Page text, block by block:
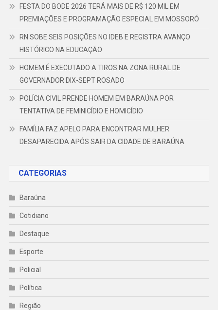
FESTA DO BODE 2026 TERÁ MAIS DE R$ 120 MIL EM
PREMIAÇÕES E PROGRAMAÇÃO ESPECIAL EM MOSSORÓ
RN SOBE SEIS POSIÇÕES NO IDEB E REGISTRA AVANÇO
HISTÓRICO NA EDUCAÇÃO
HOMEM É EXECUTADO A TIROS NA ZONA RURAL DE
GOVERNADOR DIX-SEPT ROSADO
POLÍCIA CIVIL PRENDE HOMEM EM BARAÚNA POR
TENTATIVA DE FEMINICÍDIO E HOMICÍDIO
FAMÍLIA FAZ APELO PARA ENCONTRAR MULHER
DESAPARECIDA APÓS SAIR DA CIDADE DE BARAÚNA
CATEGORIAS
Baraúna
Cotidiano
Destaque
Esporte
Policial
Política
Região